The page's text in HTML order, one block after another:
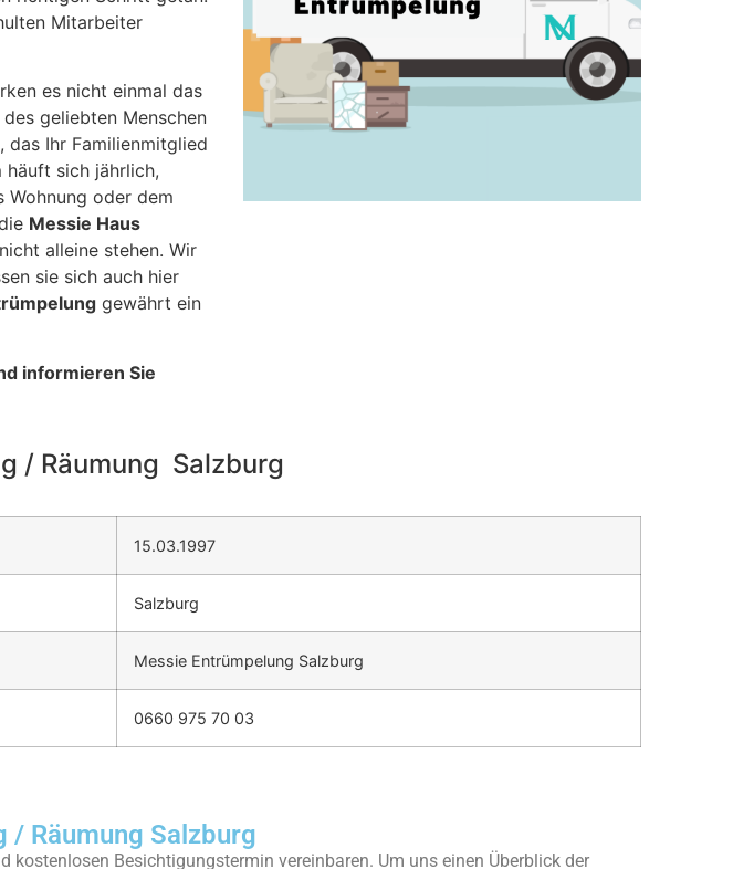
Mitarbeiter
es nicht einmal das
geliebten Menschen
Ihr Familienmitglied
häuft sich jährlich,
oder dem
Messie Haus
alleine stehen. Wir
sie sich auch hier
gewährt ein
informieren Sie
/ Räumung Salzburg
15.03.1997
Salzburg
Messie Entrümpelung Salzburg
0660 975 70 03
/ Räumung Salzburg
Besichtigungstermin vereinbaren. Um uns einen Überblick der